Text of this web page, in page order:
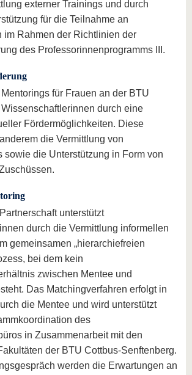
externer Trainings und durch
für die Teilnahme an
im Rahmen der Richtlinien der
des Professorinnenprogramms III.
Mentorings für Frauen an der BTU
durch eine
Fördermöglichkeiten. Diese
die Vermittlung von
sowie die Unterstützung in Form von
unterstützt
durch die Vermittlung informellen
gemeinsamen „hierarchiefreien
bei dem kein
zwischen Mentee und
Das Matchingverfahren erfolgt in
die Mentee und wird unterstützt
des
in Zusammenarbeit mit den
der BTU Cottbus-Senftenberg.
werden die Erwartungen an